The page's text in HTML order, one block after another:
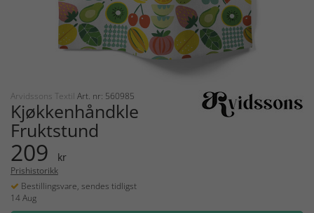
Arvidssons Textil Art. nr: 560985
Kjøkkenhåndkle
Fruktstund
209 kr
Prishistorikk
Bestillingsvare, sendes tidligst
14 Aug